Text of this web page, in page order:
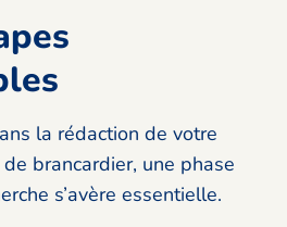
la rédaction de votre
brancardier, une phase
s’avère essentielle.